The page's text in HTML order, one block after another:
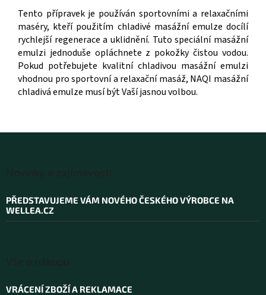
Tento přípravek je používán sportovními a relaxačními
maséry, kteří použitím chladivé masážní emulze docílí
rychlejší regenerace a uklidnění. Tuto speciální masážní
emulzi jednoduše opláchnete z pokožky čistou vodou.
Pokud potřebujete kvalitní chladivou masážní emulzi
vhodnou pro sportovní a relaxační masáž, NAQI masážní
chladivá emulze musí být Vaší jasnou volbou.
PŘEDSTAVUJEME VÁM NOVÉHO ČESKÉHO VÝROBCE NA
WELLEA.CZ
VRÁCENÍ ZBOŽÍ A REKLAMACE